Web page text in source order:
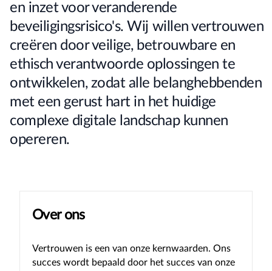
en inzet voor veranderende
beveiligingsrisico's. Wij willen vertrouwen
creëren door veilige, betrouwbare en
ethisch verantwoorde oplossingen te
ontwikkelen, zodat alle belanghebbenden
met een gerust hart in het huidige
complexe digitale landschap kunnen
opereren.
Over ons
Vertrouwen is een van onze kernwaarden. Ons
succes wordt bepaald door het succes van onze